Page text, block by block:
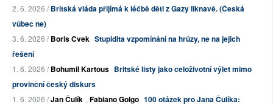
2. 6. 2026 /Britská vláda přijímá k léčbě děti z Gazy liknavě. (Česká
vůbec ne)
3. 6. 2026 /Boris Cvek Stupidita vzpomínání na hrůzy, ne na jejich
řešení
1. 6. 2026 /Bohumil Kartous Britské listy jako celoživotní výlet mimo
provinční český diskurs
1. 6. 2026 /Jan Čulík , Fabiano Golgo 100 otázek pro Jana Čulíka: